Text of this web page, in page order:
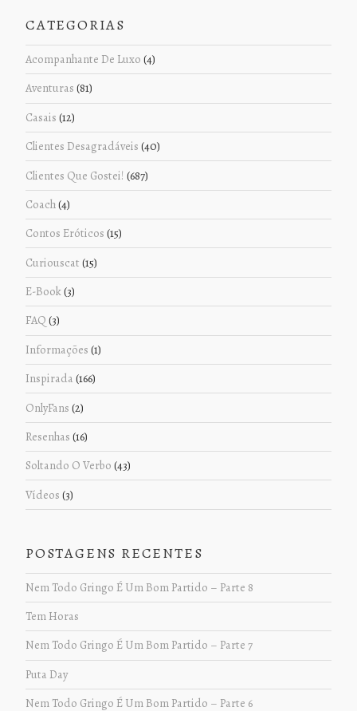
CATEGORIAS
Acompanhante De Luxo (4)
Aventuras (81)
Casais (12)
Clientes Desagradáveis (40)
Clientes Que Gostei! (687)
Coach(4)
Contos Eróticos (15)
Curiouscat (15)
E-Book(3)
FAQ (3)
Informações (1)
Inspirada (166)
OnlyFans (2)
Resenhas (16)
Soltando O Verbo (43)
Vídeos (3)
POSTAGENS RECENTES
Nem Todo Gringo É Um Bom Partido – Parte 8
Tem Horas
Nem Todo Gringo É Um Bom Partido – Parte 7
Puta Day
Nem Todo Gringo É Um Bom Partido – Parte 6